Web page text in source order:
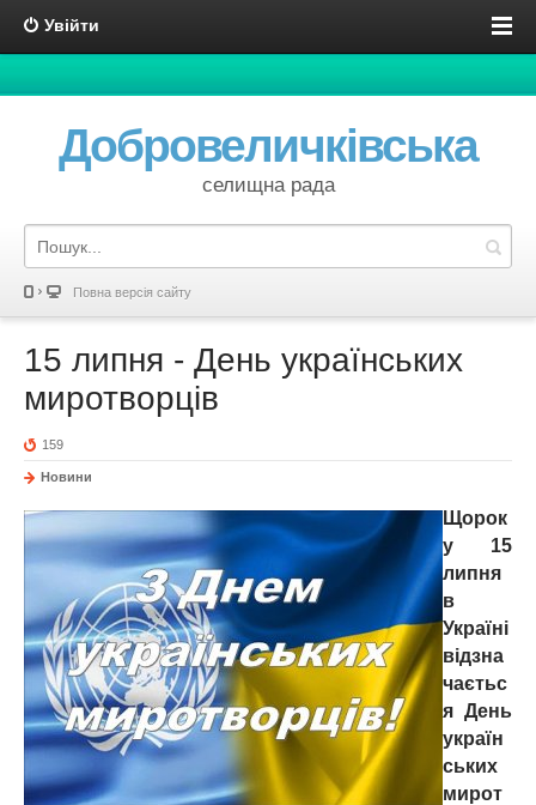
Увійти
Добровеличківська
селищна рада
Повна версія сайту
15 липня - День українських
миротворців
159
Новини
Щорок
у 15
липня
в
Україні
відзна
чаєтьс
я День
україн
ських
мирот